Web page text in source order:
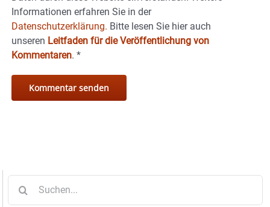
Informationen erfahren Sie in der
Datenschutzerklärung. Bitte lesen Sie hier auch
unseren Leitfaden für die Veröffentlichung von
Kommentaren. *
nach: